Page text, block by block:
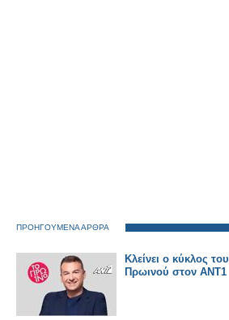
ΠΡΟΗΓΟΥΜΕΝΑ ΑΡΘΡΑ
Κλείνει ο κύκλος του
Πρωινού στον ΑΝΤ1